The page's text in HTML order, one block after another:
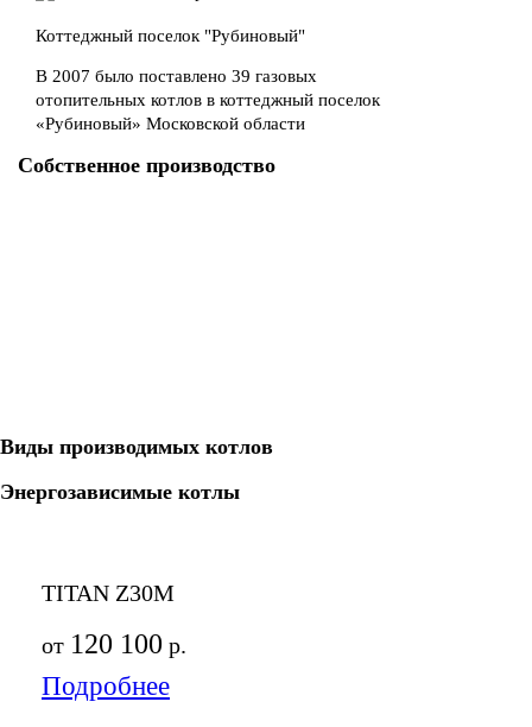
Коттеджный поселок "Рубиновый"
В 2007 было поставлено 39 газовых
отопительных котлов в коттеджный поселок
«Рубиновый» Московской области
Собственное производство
Виды производимых котлов
Энергозависимые котлы
TITAN Z30M
от 120 100 р.
Подробнее